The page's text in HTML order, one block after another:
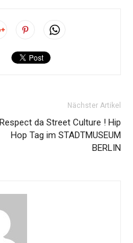
Nächster Artikel
Respect da Street Culture ! Hip
Hop Tag im STADTMUSEUM
BERLIN